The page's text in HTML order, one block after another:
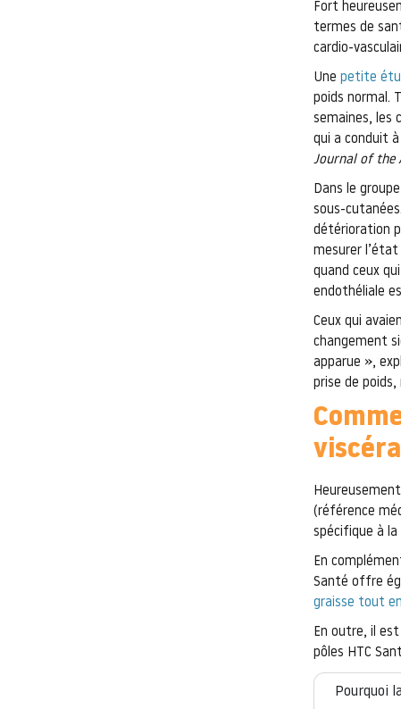
Fort
termes de
cardio-
Une petite
poids normal.
semaines, les
qui a conduit
Journal of the
Dans le
sous-
détérioration
mesurer l’état
quand ceux
endothéliale
Ceux qui
changement
apparue »,
prise de
(référence
spécifique à la
En
Santé offre
graisse tout
En outre, il
pôles HTC
Pourquoi